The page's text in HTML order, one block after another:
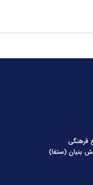
فرهنگی
بنیان (ستفا)